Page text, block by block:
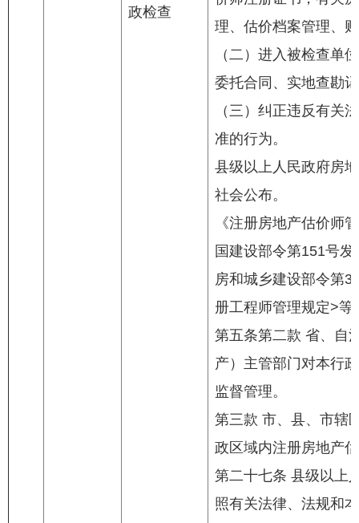
政检查
理、估价档案管理、
（二）进入被检查单
委托合同、实地查勘
（三）纠正违反有关
准的行为。
县级以上人民政府房
社会公布。
《注册房地产估价师
国建设部令第151号
房和城乡建设部令第
册工程师管理规定>
第五条第二款 省、自
产）主管部门对本行
监督管理。
第三款 市、县、市辖
政区域内注册房地产
第二十七条 县级以上
照有关法律、法规和